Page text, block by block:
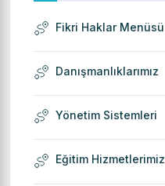
Fikri Haklar Menüsü
Danışmanlıklarımız
Yönetim Sistemleri
Eğitim Hizmetlerimiz